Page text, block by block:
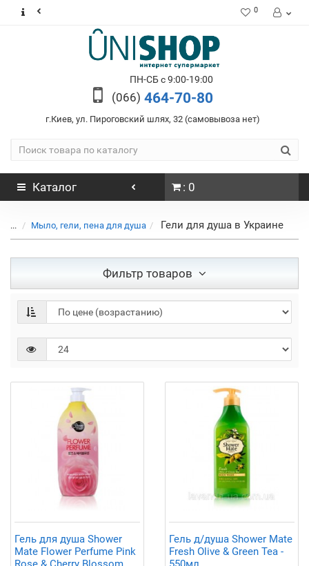
0
ПН-СБ с 9:00-19:00
(066) 464-70-80
г.Киев, ул. Пироговский шлях, 32 (самовывоза нет)
Каталог : 0
... Мыло, гели, пена для душа Гели для душа в Украине
Фильтр товаров
Гель для душа Shower
Mate Flower Perfume Pink
Гель д/душа Shower Mate
Fresh Olive & Green Tea -